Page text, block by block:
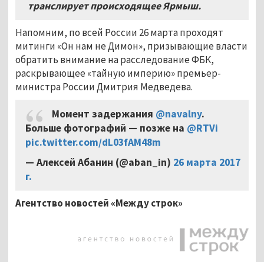
транслирует происходящее Ярмыш.
Напомним, по всей России 26 марта проходят
митинги «Он нам не Димон», призывающие власти
обратить внимание на расследование ФБК,
раскрывающее «тайную империю» премьер-
министра России Дмитрия Медведева.
Момент задержания @navalny.
Больше фотографий — позже на @RTVi
pic.twitter.com/dL03fAM48m
— Алексей Абанин (@aban_in) 26 марта 2017
г.
Агентство новостей «Между строк»